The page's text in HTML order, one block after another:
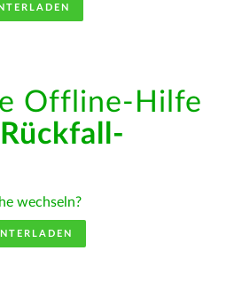
Offline-Hilfe
wechseln?